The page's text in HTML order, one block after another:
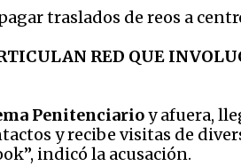
traslados de reos a
RED QUE
Penitenciarioy afuera,
y recibe visitas de
indicó la acusación.